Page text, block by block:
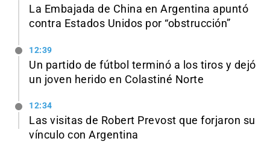
La Embajada de China en Argentina apuntó
contra Estados Unidos por “obstrucción”
12:39
Un partido de fútbol terminó a los tiros y dejó
un joven herido en Colastiné Norte
12:34
Las visitas de Robert Prevost que forjaron su
vínculo con Argentina